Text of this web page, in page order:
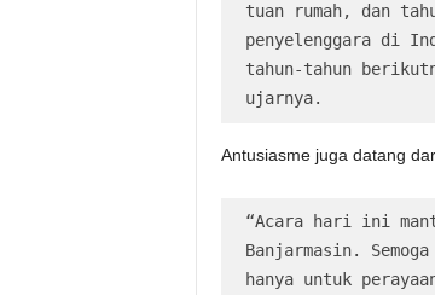
tuan rumah, dan
penyelenggara di
tahun-tahun
ujarnya.
Antusiasme juga datang
“Acara hari ini
Banjarmasin.
hanya untuk